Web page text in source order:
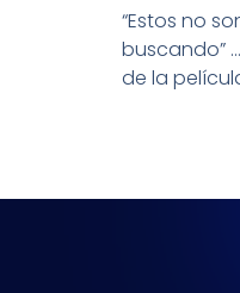
“Estos no
buscando”
de la